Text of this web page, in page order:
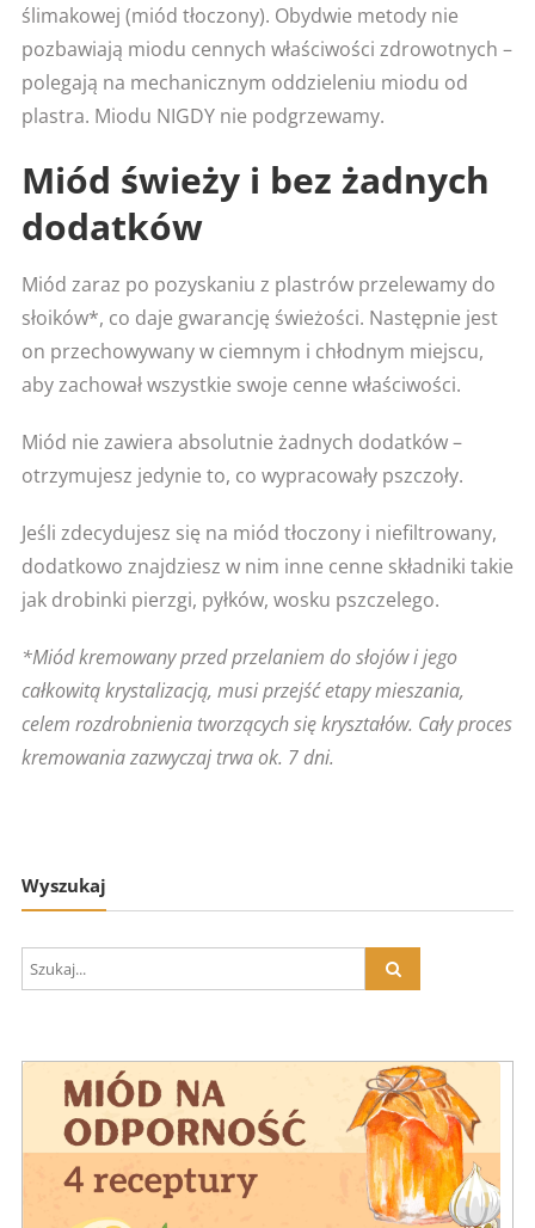
ślimakowej (miód tłoczony). Obydwie metody nie
pozbawiają miodu cennych właściwości zdrowotnych –
polegają na mechanicznym oddzieleniu miodu od
plastra. Miodu NIGDY nie podgrzewamy.
Miód świeży i bez żadnych
dodatków
Miód zaraz po pozyskaniu z plastrów przelewamy do
słoików*, co daje gwarancję świeżości. Następnie jest
on przechowywany w ciemnym i chłodnym miejscu,
aby zachował wszystkie swoje cenne właściwości.
Miód nie zawiera absolutnie żadnych dodatków –
otrzymujesz jedynie to, co wypracowały pszczoły.
Jeśli zdecydujesz się na miód tłoczony i niefiltrowany,
dodatkowo znajdziesz w nim inne cenne składniki takie
jak drobinki pierzgi, pyłków, wosku pszczelego.
*Miód kremowany przed przelaniem do słojów i jego
całkowitą krystalizacją, musi przejść etapy mieszania,
celem rozdrobnienia tworzących się kryształów. Cały proces
kremowania zazwyczaj trwa ok. 7 dni.
Wyszukaj